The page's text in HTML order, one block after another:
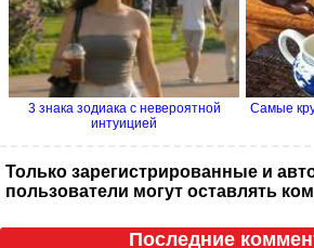
3 знака зодиака с невероятной
интуицией
Самые
Только зарегистрированные и
пользователи могут оставлять
Последние